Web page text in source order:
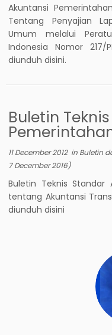
Akuntansi
Tentang Penyajian
Umum melalui
Indonesia Nomor 217/
diunduh disini.
Buletin
11 December 2012in Buletin
7 December 2016)
Buletin Teknis Standar
tentang Akuntansi
diunduh disini